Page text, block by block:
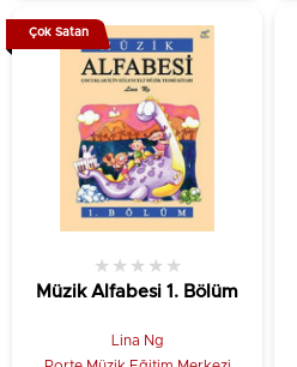
Müzik Alfabesi 1. Bölüm
★ ★ ★ ★ ★
Lina Ng
Çok Satan